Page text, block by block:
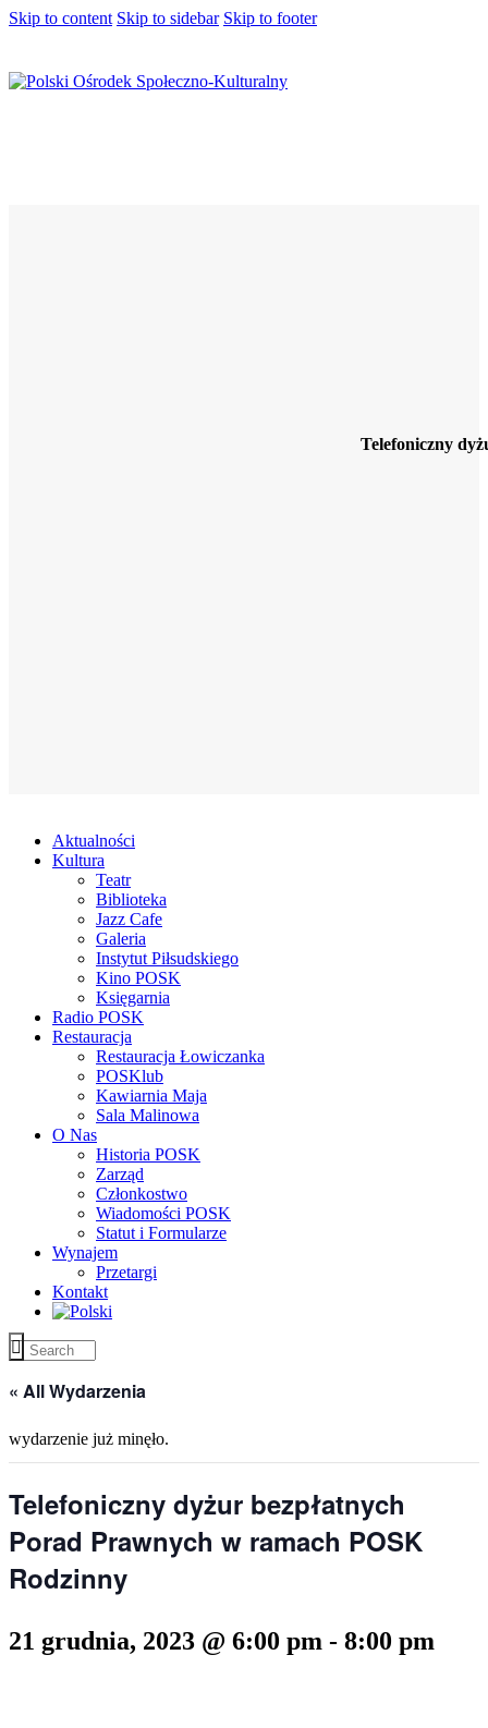
Skip to content Skip to sidebar Skip to footer
Telefoniczny
Aktualności
Kultura
Teatr
Biblioteka
Jazz Cafe
Galeria
Instytut Piłsudskiego
Kino POSK
Księgarnia
Radio POSK
Restauracja
Restauracja Łowiczanka
POSKlub
Kawiarnia Maja
Sala Malinowa
O Nas
Historia POSK
Zarząd
Członkostwo
Wiadomości POSK
Statut i Formularze
Wynajem
Przetargi
Kontakt
« All Wydarzenia
wydarzenie już minęło.
Telefoniczny dyżur bezpłatnych
Porad Prawnych w ramach POSK
Rodzinny
21 grudnia, 2023 @ 6:00 pm - 8:00 pm